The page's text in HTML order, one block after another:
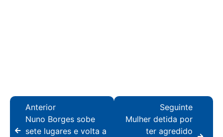
Anterior
Nuno Borges sobe
sete lugares e volta a
Seguinte
Mulher detida por
ter agredido